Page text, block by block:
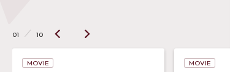
MOVIE MOVIE
01 10